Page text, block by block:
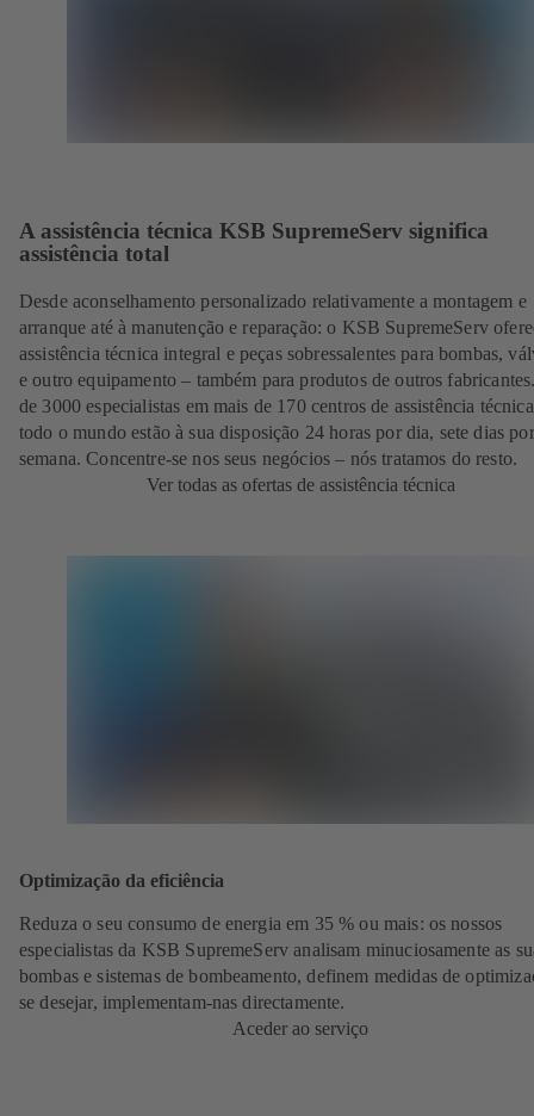
A assistência técnica KSB SupremeServ significa
assistência total
Desde aconselhamento personalizado relativamente a montagem e
arranque até à manutenção e reparação: o KSB SupremeServ
assistência técnica integral e peças sobressalentes para bombas,
e outro equipamento – também para produtos de outros
de 3000 especialistas em mais de 170 centros de assistência
todo o mundo estão à sua disposição 24 horas por dia, sete dias por
semana. Concentre-se nos seus negócios – nós tratamos do resto.
Ver todas as ofertas de assistência técnica
Optimização da eficiência
Reduza o seu consumo de energia em 35 % ou mais: os nossos
especialistas da KSB SupremeServ analisam minuciosamente as
bombas e sistemas de bombeamento, definem medidas de
se desejar, implementam-nas directamente.
Aceder ao serviço